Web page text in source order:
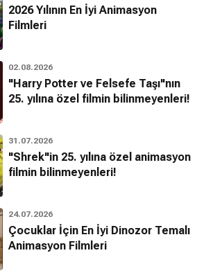
2026 Yılının En İyi Animasyon
Filmleri
02.08.2026
"Harry Potter ve Felsefe Taşı"nın
25. yılına özel filmin bilinmeyenleri!
31.07.2026
"Shrek"in 25. yılına özel animasyon
filmin bilinmeyenleri!
24.07.2026
Çocuklar İçin En İyi Dinozor Temalı
Animasyon Filmleri